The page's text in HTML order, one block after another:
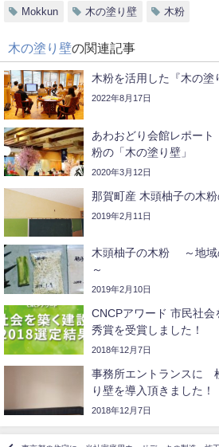
Mokkun 木の塗り壁 木粉
木の塗り壁の関連記事
木粉を活用した『木の
2022年8月17日
あわおどり会館レポー
粉の「木の塗り壁」
2020年3月12日
那賀町産 木頭柚子の木
2019年2月11日
木頭柚子の木粉 ～地域
～
2019年2月10日
CNCPアワード 市民社
秀賞を受賞しました！
2018年12月7日
事務所エントランスに
り壁を導入頂きました！
2018年12月7日